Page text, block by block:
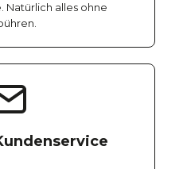
Natürlich alles ohne